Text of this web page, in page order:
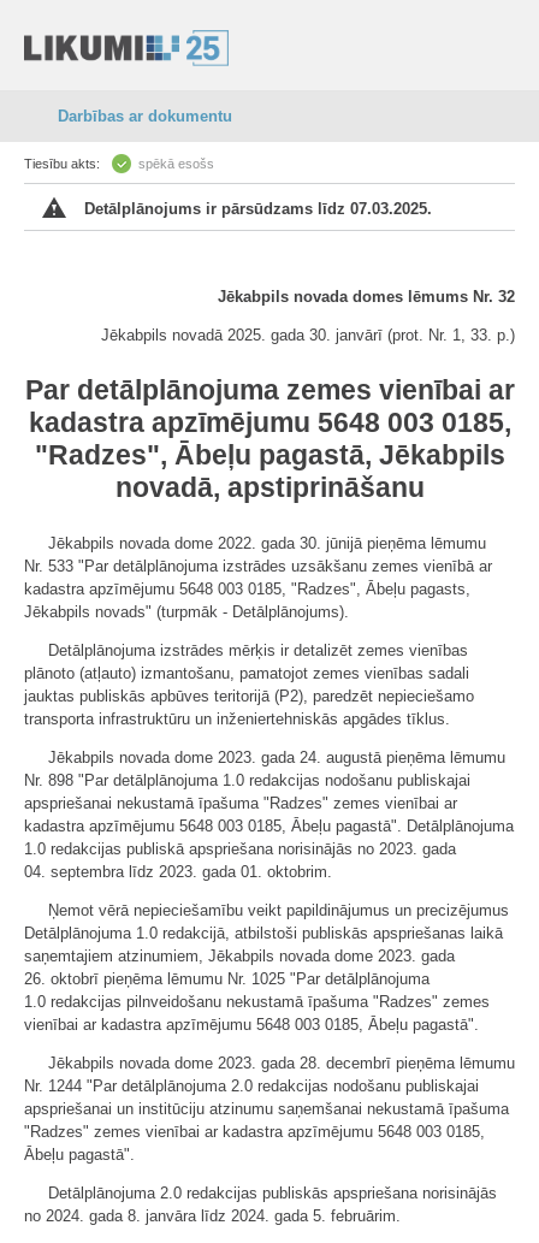
Darbības ar dokumentu
Tiesību akts: spēkā esošs
Detālplānojums ir pārsūdzams līdz 07.03.2025.
Jēkabpils novada domes lēmums Nr. 32
Jēkabpils novadā 2025. gada 30. janvārī (prot. Nr. 1, 33. p.)
Par detālplānojuma zemes vienībai ar
kadastra apzīmējumu 5648 003 0185,
"Radzes", Ābeļu pagastā, Jēkabpils
novadā, apstiprināšanu
Jēkabpils novada dome 2022. gada 30. jūnijā pieņēma lēmumu
Nr. 533 "Par detālplānojuma izstrādes uzsākšanu zemes vienībā ar
kadastra apzīmējumu 5648 003 0185, "Radzes", Ābeļu pagasts,
Jēkabpils novads" (turpmāk - Detālplānojums).
Detālplānojuma izstrādes mērķis ir detalizēt zemes vienības
plānoto (atļauto) izmantošanu, pamatojot zemes vienības sadali
jauktas publiskās apbūves teritorijā (P2), paredzēt nepieciešamo
transporta infrastruktūru un inženiertehniskās apgādes tīklus.
Jēkabpils novada dome 2023. gada 24. augustā pieņēma lēmumu
Nr. 898 "Par detālplānojuma 1.0 redakcijas nodošanu publiskajai
apspriešanai nekustamā īpašuma "Radzes" zemes vienībai ar
kadastra apzīmējumu 5648 003 0185, Ābeļu pagastā". Detālplānojuma
1.0 redakcijas publiskā apspriešana norisinājās no 2023. gada
04. septembra līdz 2023. gada 01. oktobrim.
Ņemot vērā nepieciešamību veikt papildinājumus un precizējumus
Detālplānojuma 1.0 redakcijā, atbilstoši publiskās apspriešanas laikā
saņemtajiem atzinumiem, Jēkabpils novada dome 2023. gada
26. oktobrī pieņēma lēmumu Nr. 1025 "Par detālplānojuma
1.0 redakcijas pilnveidošanu nekustamā īpašuma "Radzes" zemes
vienībai ar kadastra apzīmējumu 5648 003 0185, Ābeļu pagastā".
Jēkabpils novada dome 2023. gada 28. decembrī pieņēma lēmumu
Nr. 1244 "Par detālplānojuma 2.0 redakcijas nodošanu publiskajai
apspriešanai un institūciju atzinumu saņemšanai nekustamā īpašuma
"Radzes" zemes vienībai ar kadastra apzīmējumu 5648 003 0185,
Ābeļu pagastā".
Detālplānojuma 2.0 redakcijas publiskās apspriešana norisinājās
no 2024. gada 8. janvāra līdz 2024. gada 5. februārim.